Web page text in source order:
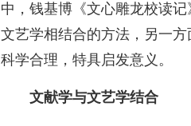
中，钱基博《文心雕龙校读
文艺学相结合的方法，另一
科学合理，特具启发意义。
文献学与文艺学结合